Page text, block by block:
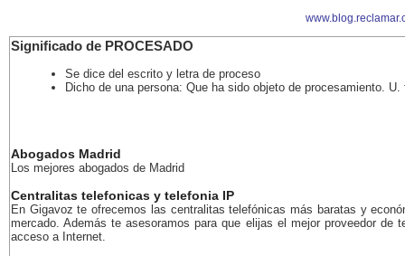
Significado de PROCESADO
Se dice del escrito y letra de proceso
Dicho de una persona: Que ha sido objeto de procesamiento.
Abogados Madrid
Los mejores abogados de Madrid
Centralitas telefonicas y telefonia IP
En Gigavoz te ofrecemos las centralitas telefónicas más baratas y
mercado. Además te asesoramos para que elijas el mejor proveedor de
acceso a Internet.